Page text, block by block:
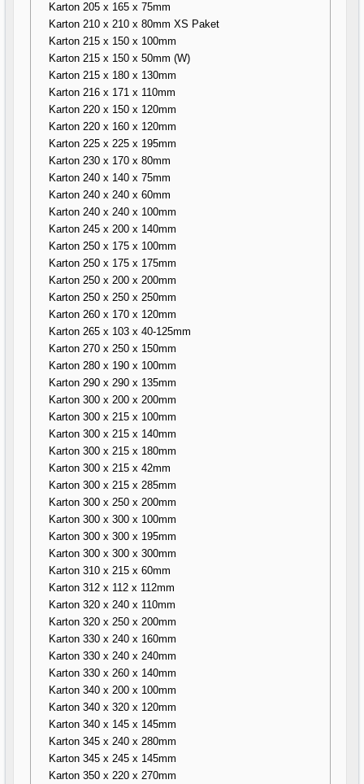
Karton 205 x 165 x 75mm
Karton 210 x 210 x 80mm XS Paket
Karton 215 x 150 x 100mm
Karton 215 x 150 x 50mm (W)
Karton 215 x 180 x 130mm
Karton 216 x 171 x 110mm
Karton 220 x 150 x 120mm
Karton 220 x 160 x 120mm
Karton 225 x 225 x 195mm
Karton 230 x 170 x 80mm
Karton 240 x 140 x 75mm
Karton 240 x 240 x 60mm
Karton 240 x 240 x 100mm
Karton 245 x 200 x 140mm
Karton 250 x 175 x 100mm
Karton 250 x 175 x 175mm
Karton 250 x 200 x 200mm
Karton 250 x 250 x 250mm
Karton 260 x 170 x 120mm
Karton 265 x 103 x 40-125mm
Karton 270 x 250 x 150mm
Karton 280 x 190 x 100mm
Karton 290 x 290 x 135mm
Karton 300 x 200 x 200mm
Karton 300 x 215 x 100mm
Karton 300 x 215 x 140mm
Karton 300 x 215 x 180mm
Karton 300 x 215 x 42mm
Karton 300 x 215 x 285mm
Karton 300 x 250 x 200mm
Karton 300 x 300 x 100mm
Karton 300 x 300 x 195mm
Karton 300 x 300 x 300mm
Karton 310 x 215 x 60mm
Karton 312 x 112 x 112mm
Karton 320 x 240 x 110mm
Karton 320 x 250 x 200mm
Karton 330 x 240 x 160mm
Karton 330 x 240 x 240mm
Karton 330 x 260 x 140mm
Karton 340 x 200 x 100mm
Karton 340 x 320 x 120mm
Karton 340 x 145 x 145mm
Karton 345 x 240 x 280mm
Karton 345 x 245 x 145mm
Karton 350 x 220 x 270mm